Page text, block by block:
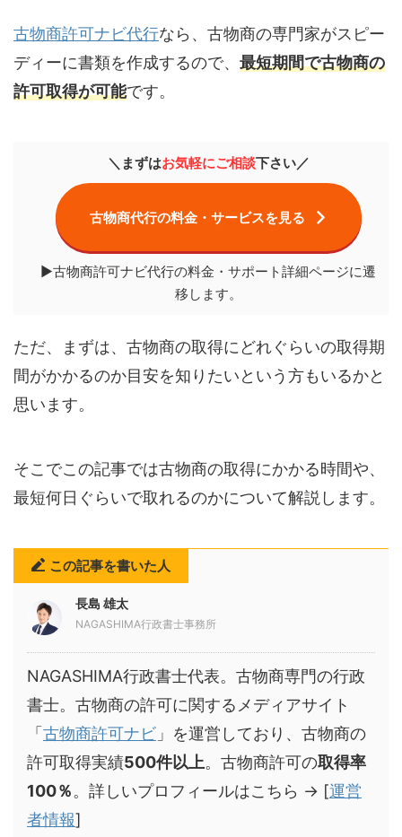
古物商許可ナビ代行なら、古物商の専門家がスピー
ディーに書類を作成するので、 最短期間で古物商の
許可取得が可能です。
＼まずはお気軽にご相談下さい／
古物商代行の料金・サービスを見る
▶古物商許可ナビ代行の料金・サポート詳細ページに遷
移します。
ただ、まずは、古物商の取得にどれぐらいの取得期
間がかかるのか目安を知りたいという方もいるかと
思います。
そこでこの記事では古物商の取得にかかる時間や、
最短何日ぐらいで取れるのかについて解説します。
この記事を書いた人
長島 雄太
NAGASHIMA行政書士事務所
NAGASHIMA行政書士代表。古物商専門の行政
書士。古物商の許可に関するメディアサイト
「 古物商許可ナビ 」を運営しており、古物商の
許可取得実績500件以上。古物商許可の取得率
100％。詳しいプロフィールはこちら → [運営
者情報]